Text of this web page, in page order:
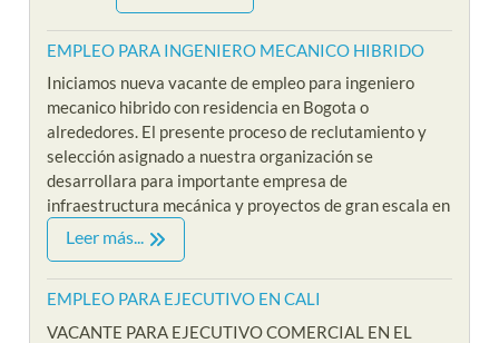
EMPLEO PARA INGENIERO MECANICO HIBRIDO
Iniciamos nueva vacante de empleo para ingeniero
mecanico hibrido con residencia en Bogota o
alrededores. El presente proceso de reclutamiento y
selección asignado a nuestra organización se
desarrollara para importante empresa de
infraestructura mecánica y proyectos de gran escala en
Leer más...
EMPLEO PARA EJECUTIVO EN CALI
VACANTE PARA EJECUTIVO COMERCIAL EN EL